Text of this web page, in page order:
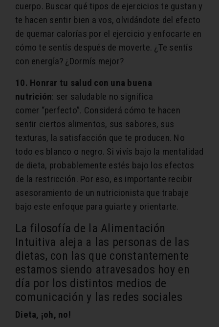
cuerpo. Buscar qué tipos de ejercicios te gustan y
te hacen sentir bien a vos, olvidándote del efecto
de quemar calorías por el ejercicio y enfocarte en
cómo te sentís después de moverte. ¿Te sentís
con energía? ¿Dormís mejor?
10. Honrar tu salud con una buena
nutrición: ser saludable no significa
comer “perfecto”. Considerá cómo te hacen
sentir ciertos alimentos, sus sabores, sus
texturas, la satisfacción que te producen. No
todo es blanco o negro. Si vivís bajo la mentalidad
de dieta, probablemente estés bajo los efectos
de la restricción. Por eso, es importante recibir
asesoramiento de un nutricionista que trabaje
bajo este enfoque para guiarte y orientarte.
La filosofía de la Alimentación
Intuitiva aleja a las personas de las
dietas, con las que constantemente
estamos siendo atravesados hoy en
día por los distintos medios de
comunicación y las redes sociales
Dieta, ¡oh, no!